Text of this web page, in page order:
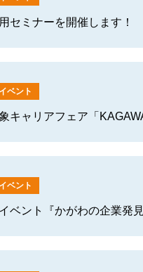
セミナーを開催します！
イベント
キャリアフェア「
イベント
ベント『かがわの企業発